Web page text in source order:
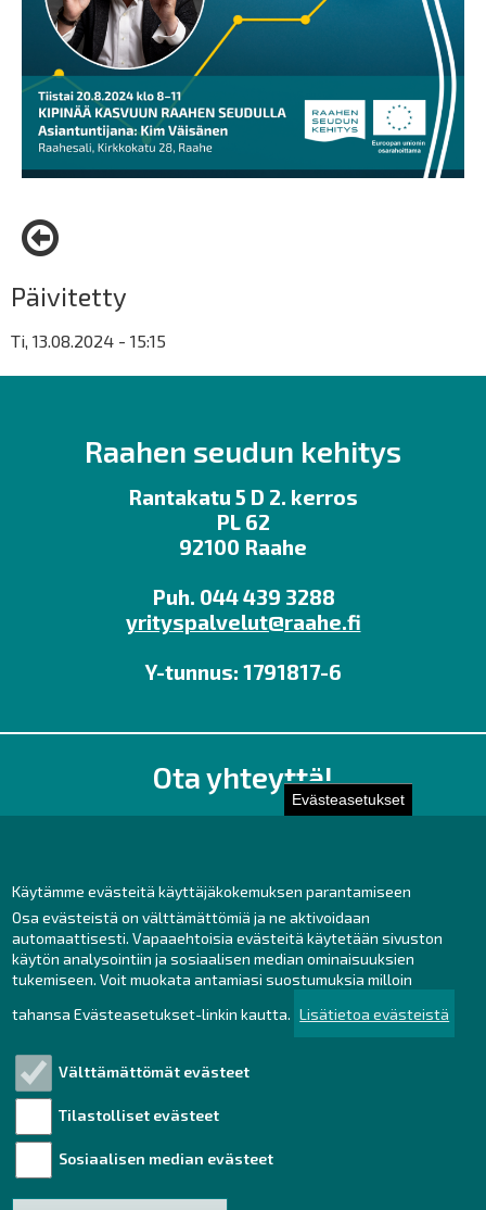
Evästeasetukset
Käytämme evästeitä käyttäjäkokemuksen parantamiseen
Osa evästeistä on välttämättömiä ja ne aktivoidaan
automaattisesti. Vapaaehtoisia evästeitä käytetään sivuston
käytön analysointiin ja sosiaalisen median ominaisuuksien
tukemiseen. Voit muokata antamiasi suostumuksia milloin
tahansa Evästeasetukset-linkin kautta. Lisätietoa evästeistä
Välttämättömät evästeet
Tilastolliset evästeet
Sosiaalisen median evästeet
Päivitetty
Ti, 13.08.2024 - 15:15
Raahen seudun kehitys
Rantakatu 5 D 2. kerros
PL 62
92100 Raahe
Puh. 044 439 3288
yrityspalvelut@raahe.fi
Y-tunnus: 1791817-6
Ota yhteyttä!
Toimisto
Facebook
Instagram
LinkedIn
Tutustu!
Saavutettavuusseloste